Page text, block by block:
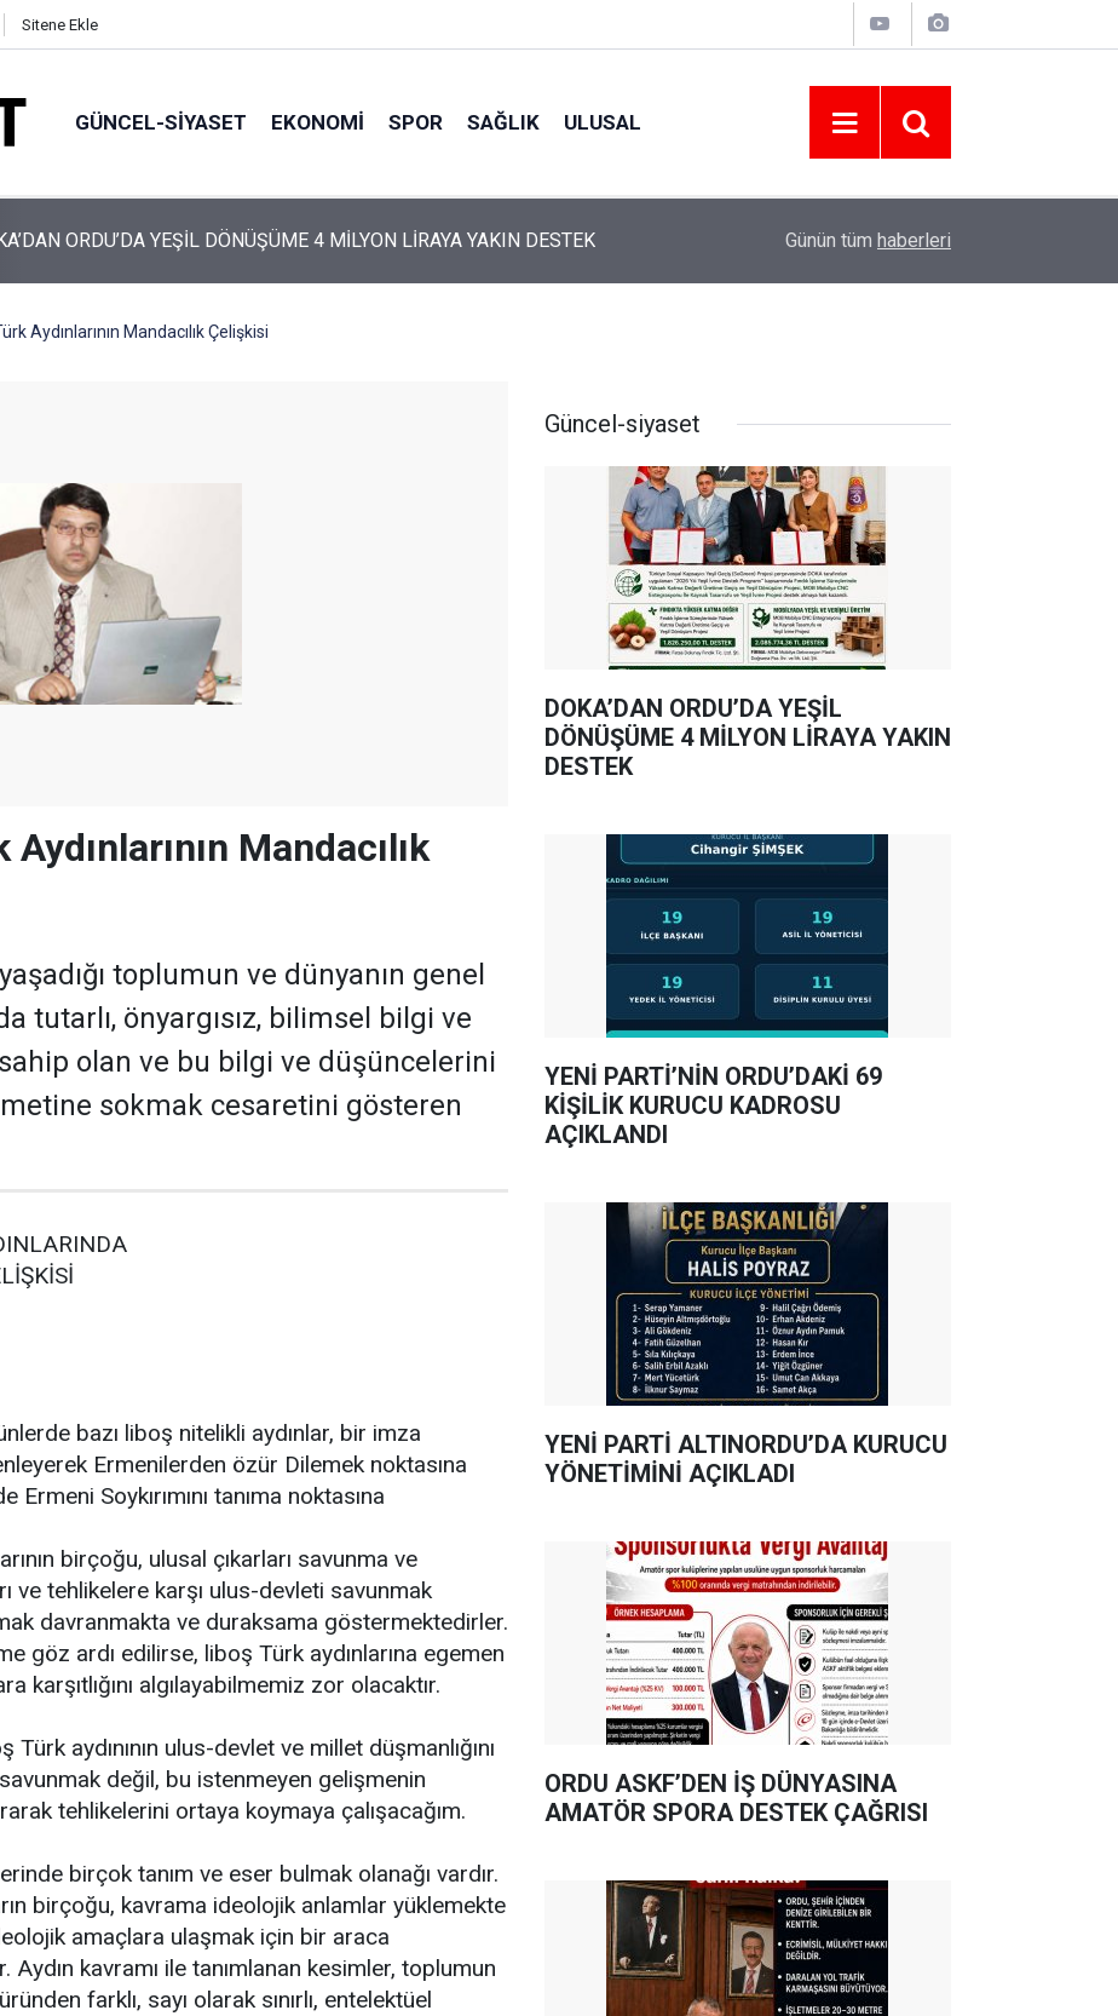
Sitene Ekle
GÜNCEL-SIYASET EKONOMI SPOR SAĞLIK ULUSAL
PARTİ’NİN ORDU’DAKİ 69 KİŞİLİK KURUCU KADROSU AÇIKLANDI YENİ PARTİ ALTINORDU’DA KURUCU
Günün tüm haberleri
Aydınlarının Mandacılık Çelişkisi
Mandacılık
toplumun ve dünyanın genel
tutarlı, önyargısız, bilimsel bilgi ve
olan ve bu bilgi ve düşüncelerini
sokmak cesaretini gösteren
bazı liboş nitelikli aydınlar, bir imza
Ermenilerden özür Dilemek noktasına
Soykırımını tanıma noktasına
birçoğu, ulusal çıkarları savunma ve
ve tehlikelere karşı ulus-devleti savunmak
davranmakta ve duraksama göstermektedirler.
göz ardı edilirse, liboş Türk aydınlarına egemen
karşıtlığını algılayabilmemiz zor olacaktır.
aydınının ulus-devlet ve millet düşmanlığını
değil, bu istenmeyen gelişmenin
tehlikelerini ortaya koymaya çalışacağım.
birçok tanım ve eser bulmak olanağı vardır.
birçoğu, kavrama ideolojik anlamlar yüklemekte
amaçlara ulaşmak için bir araca
Aydın kavramı ile tanımlanan kesimler, toplumun
farklı, sayı olarak sınırlı, entelektüel
Güncel-siyaset
DOKA’DAN ORDU’DA YEŞİL
DÖNÜŞÜME 4 MİLYON LİRAYA YAKIN
DESTEK
YENİ PARTİ’NİN ORDU’DAKİ 69
KİŞİLİK KURUCU KADROSU
AÇIKLANDI
YENİ PARTİ ALTINORDU’DA KURUCU
YÖNETİMİNİ AÇIKLADI
ORDU ASKF’DEN İŞ DÜNYASINA
AMATÖR SPORA DESTEK ÇAĞRISI